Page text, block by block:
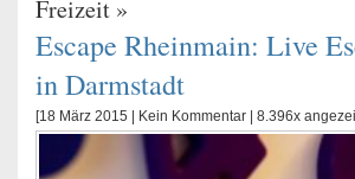
Freizeit »
Escape Rheinmain: Live
in Darmstadt
[18 März 2015 | Kein Kommentar | 8.396x